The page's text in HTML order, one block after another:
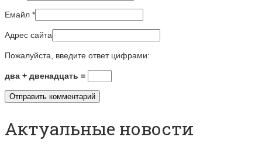
Емайл *
Адрес сайта
Пожалуйста, введите ответ цифрами:
два + двенадцать =
Актуальные новости